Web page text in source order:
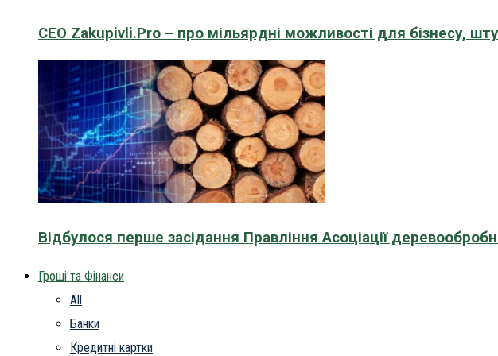
CEO Zakupivli.Pro – про мільярдні можливості для бізнесу,
Відбулося перше засідання Правління Асоціації
Гроші та Фінанси
All
Банки
Кредитні картки